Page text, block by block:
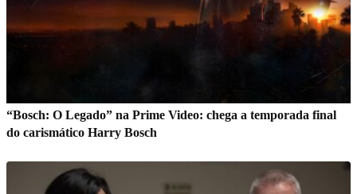
“Bosch: O Legado” na Prime Video: chega a temporada final
do carismático Harry Bosch